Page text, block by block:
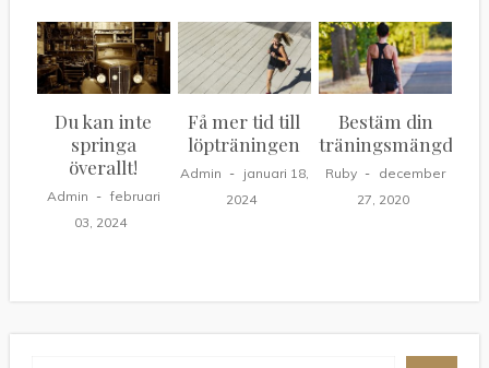
Du kan inte
springa
överallt!
Admin
februari
03, 2024
Få mer tid till
löpträningen
Admin
januari 18,
2024
Bestäm din
träningsmängd
Ruby
december
27, 2020